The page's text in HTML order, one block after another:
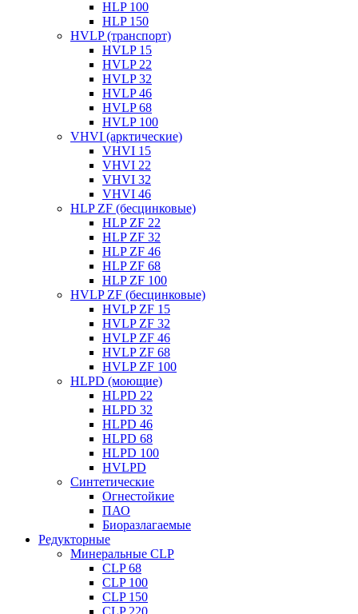
HLP 100
HLP 150
HVLP (транспорт)
HVLP 15
HVLP 22
HVLP 32
HVLP 46
HVLP 68
HVLP 100
VHVI (арктические)
VHVI 15
VHVI 22
VHVI 32
VHVI 46
HLP ZF (бесцинковые)
HLP ZF 22
HLP ZF 32
HLP ZF 46
HLP ZF 68
HLP ZF 100
HVLP ZF (бесцинковые)
HVLP ZF 15
HVLP ZF 32
HVLP ZF 46
HVLP ZF 68
HVLP ZF 100
HLPD (моющие)
HLPD 22
HLPD 32
HLPD 46
HLPD 68
HLPD 100
HVLPD
Синтетические
Огнестойкие
ПАО
Биоразлагаемые
Редукторные
Минеральные CLP
CLP 68
CLP 100
CLP 150
CLP 220